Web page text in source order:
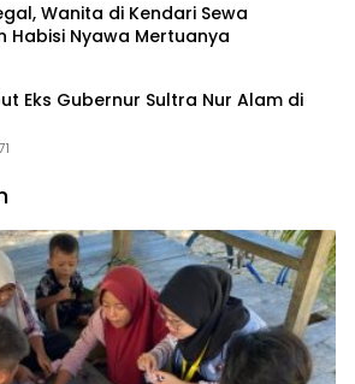
Wanita di Kendari Sewa
Habisi Nyawa Mertuanya
Eks Gubernur Sultra Nur Alam di